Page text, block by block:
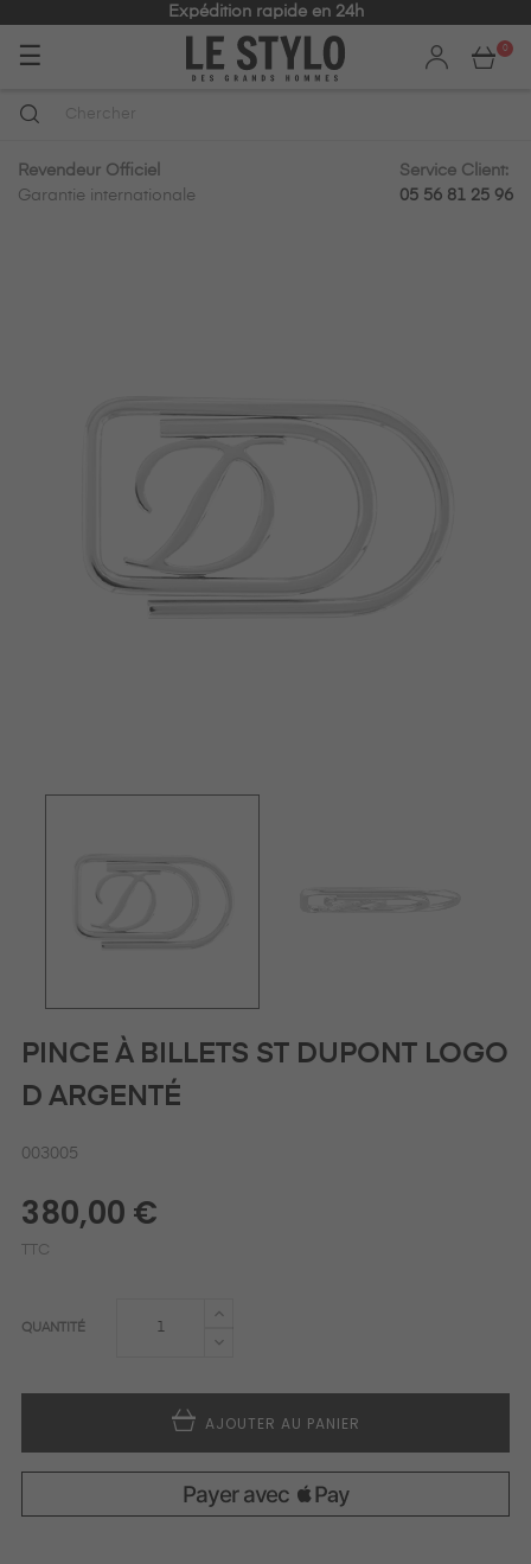
Expédition rapide en 24h
Basculer
navigation
☰ 0
Revendeur Officiel
Garantie internationale
Service Client:
05 56 81 25 96
PINCE À BILLETS ST DUPONT LOGO
D ARGENTÉ
003005
380,00 €
TTC
QUANTITÉ
AJOUTER AU PANIER